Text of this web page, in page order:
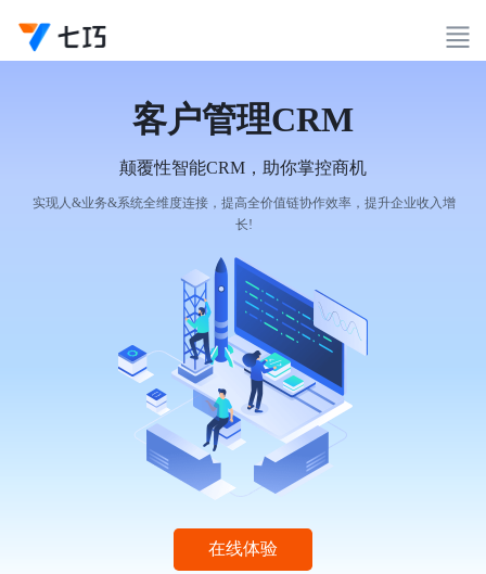
客户管理CRM
颠覆性智能CRM，助你掌控商机
实现人&业务&系统全维度连接，提高全价值链协作效率，提升企业收入增
长!
在线体验